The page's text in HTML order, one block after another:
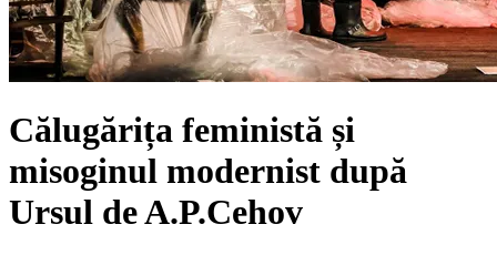
Călugărița feministă și
misoginul modernist după
Ursul de A.P.Cehov